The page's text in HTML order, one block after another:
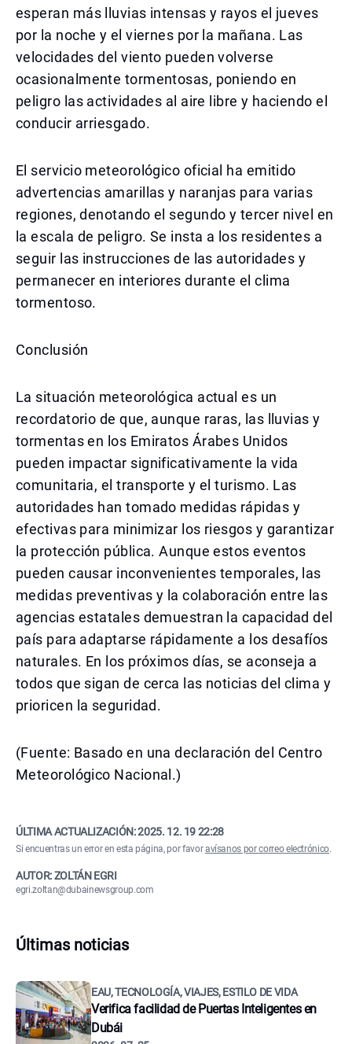
esperan más lluvias intensas y rayos el jueves
por la noche y el viernes por la mañana. Las
velocidades del viento pueden volverse
ocasionalmente tormentosas, poniendo en
peligro las actividades al aire libre y haciendo el
conducir arriesgado.
El servicio meteorológico oficial ha emitido
advertencias amarillas y naranjas para varias
regiones, denotando el segundo y tercer nivel en
la escala de peligro. Se insta a los residentes a
seguir las instrucciones de las autoridades y
permanecer en interiores durante el clima
tormentoso.
Conclusión
La situación meteorológica actual es un
recordatorio de que, aunque raras, las lluvias y
tormentas en los Emiratos Árabes Unidos
pueden impactar significativamente la vida
comunitaria, el transporte y el turismo. Las
autoridades han tomado medidas rápidas y
efectivas para minimizar los riesgos y garantizar
la protección pública. Aunque estos eventos
pueden causar inconvenientes temporales, las
medidas preventivas y la colaboración entre las
agencias estatales demuestran la capacidad del
país para adaptarse rápidamente a los desafíos
naturales. En los próximos días, se aconseja a
todos que sigan de cerca las noticias del clima y
prioricen la seguridad.
(Fuente: Basado en una declaración del Centro
Meteorológico Nacional.)
ÚLTIMA ACTUALIZACIÓN:2025. 12. 19 22:28
Si encuentras un error en esta página, por favoravísanos por correo electrónico.
AUTOR: ZOLTÁN EGRI
egri.zoltan@dubainewsgroup.com
Últimas noticias
EAU, TECNOLOGÍA, VIAJES, ESTILO DE VIDA
Verifica facilidad de Puertas Inteligentes en
Dubái